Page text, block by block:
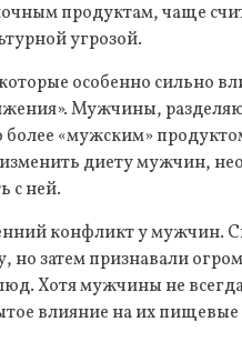
продуктам, чаще
угрозой.
особенно сильно
Мужчины,
более «мужским»
диету мужчин,
с ней.
конфликт у мужчин.
затем признавали
Хотя мужчины не
влияние на их